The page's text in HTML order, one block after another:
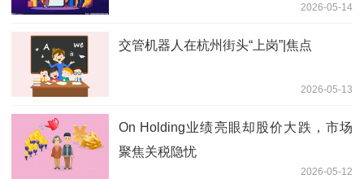
2026-05-14
交管机器人在杭州街头“上岗”|焦点
2026-05-13
On Holding业绩亮眼却股价大跌，市场
聚焦关税隐忧
2026-05-12